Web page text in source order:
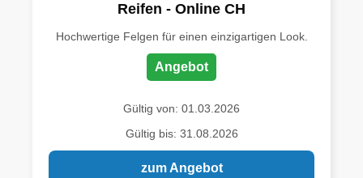
Reifen - Online CH
Hochwertige Felgen für einen einzigartigen Look.
Angebot
Gültig von: 01.03.2026
Gültig bis: 31.08.2026
zum Angebot